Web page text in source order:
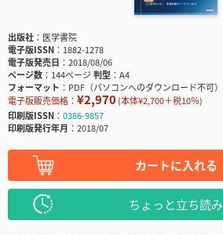
出版社
医学書院
電子版ISSN
1882-1278
電子版発売日
2018/08/06
ページ数
144ページ判型
A4
フォーマット
PDF（パソコンへのダウンロード不可）
電子版販売価格： ¥2,970(本体¥2,700＋税10％)
印刷版ISSN
0386-9857
印刷版発行年月
2018/07
カートに入れる
ちょっと立ち読み